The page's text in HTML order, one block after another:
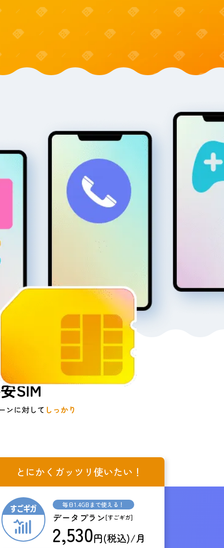
SIM
ンに対して しっかり
とにかくガッツリ使いたい！
毎日1.4GBまで使える！
データプラン[すごギガ]
2,530円(税込)/月